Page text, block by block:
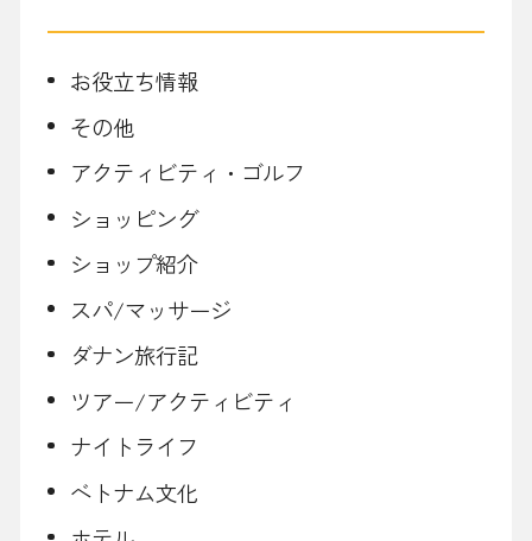
お役立ち情報
その他
アクティビティ・ゴルフ
ショッピング
ショップ紹介
スパ/マッサージ
ダナン旅行記
ツアー/アクティビティ
ナイトライフ
ベトナム文化